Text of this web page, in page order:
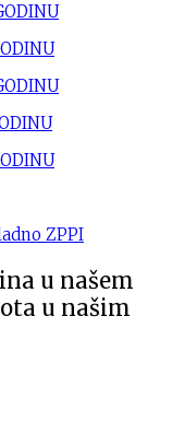
ZPPI
u našem
u našim